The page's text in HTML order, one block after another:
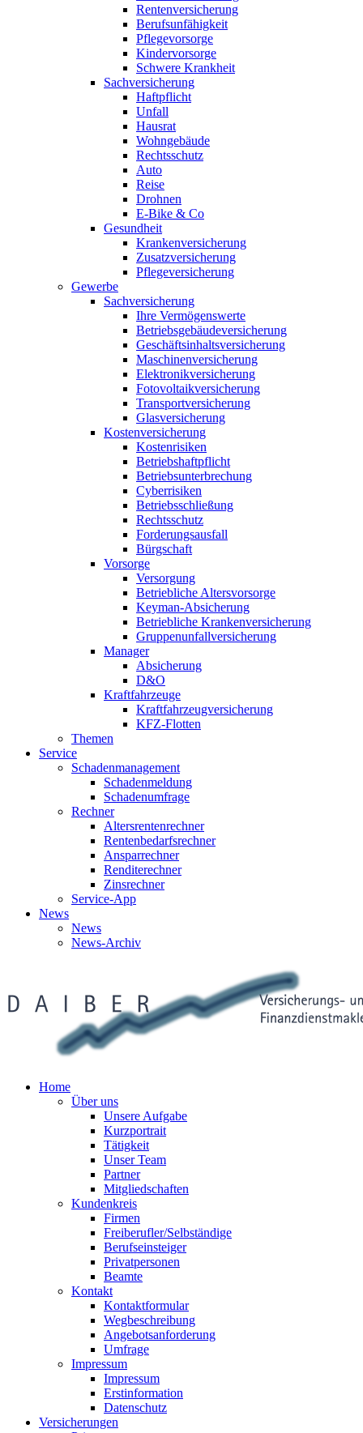
Rentenversicherung
Berufsunfähigkeit
Pflegevorsorge
Kindervorsorge
Schwere Krankheit
Sachversicherung
Haftpflicht
Unfall
Hausrat
Wohngebäude
Rechtsschutz
Auto
Reise
Drohnen
E-Bike & Co
Gesundheit
Krankenversicherung
Zusatzversicherung
Pflegeversicherung
Gewerbe
Sachversicherung
Ihre Vermögenswerte
Betriebsgebäudeversicherung
Geschäftsinhaltsversicherung
Maschinenversicherung
Elektronikversicherung
Fotovoltaikversicherung
Transportversicherung
Glasversicherung
Kostenversicherung
Kostenrisiken
Betriebshaftpflicht
Betriebsunterbrechung
Cyberrisiken
Betriebsschließung
Rechtsschutz
Forderungsausfall
Bürgschaft
Vorsorge
Versorgung
Betriebliche Altersvorsorge
Keyman-Absicherung
Betriebliche Krankenversicherung
Gruppenunfallversicherung
Manager
Absicherung
D&O
Kraftfahrzeuge
Kraftfahrzeugversicherung
KFZ-Flotten
Themen
Service
Schadenmanagement
Schadenmeldung
Schadenumfrage
Rechner
Altersrentenrechner
Rentenbedarfsrechner
Ansparrechner
Renditerechner
Zinsrechner
Service-App
News
News
News-Archiv
Home
Über uns
Unsere Aufgabe
Kurzportrait
Tätigkeit
Unser Team
Partner
Mitgliedschaften
Kundenkreis
Firmen
Freiberufler/Selbständige
Berufseinsteiger
Privatpersonen
Beamte
Kontakt
Kontaktformular
Wegbeschreibung
Angebotsanforderung
Umfrage
Impressum
Impressum
Erstinformation
Datenschutz
Versicherungen